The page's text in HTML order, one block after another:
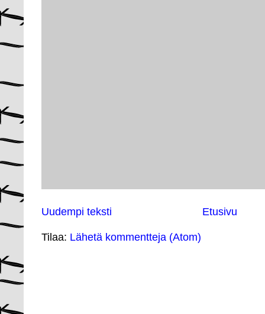
Uudempi teksti Etusivu
Tilaa: Lähetä kommentteja (Atom)